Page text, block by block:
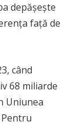
depășește
față de
când
68 miliarde
Uniunea